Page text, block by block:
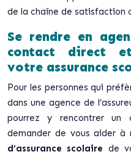
de la chaîne de satisfaction
Se rendre en
contact direct
votre assurance
Pour les personnes qui
dans une agence de
pourrez y rencontrer un
demander de vous aider à
d’assurance scolaire de